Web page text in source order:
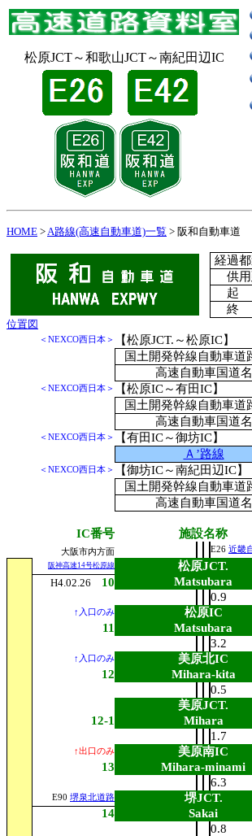
松原JCT～和歌山JCT～南紀田辺IC
HOME >A路線(高速自動車道)一覧 > 阪和自動車道
経過
供
起
終
位置図
＜NEXCO西日本＞
【松原JCT.～松原IC】
国土開発幹線自動車道
高速自動車国道名
＜NEXCO西日本＞
【松原IC～有田IC】
国土開発幹線自動車道
高速自動車国道名
＜NEXCO西日本＞
【有田IC～御坊IC】
Ａ’路線
＜NEXCO西日本＞
【御坊IC～南紀田辺IC】
国土開発幹線自動車道
高速自動車国道名
IC番号 施設名称
大阪市内方面 E26 近畿
阪神高速14号松原線 松原JCT.
H4.02.26 10
Matsubara
0.9
↑入口のみ 松原IC
11
Matsubara
3.2
↑入口のみ 美原北IC
12 Mihara-kita
0.5
美原JCT.
12-1
Mihara
1.7
↑出口のみ 美原南IC
13
Mihara-minami
6.3
E90 堺泉北道路
堺JCT.
14
Sakai
0.8